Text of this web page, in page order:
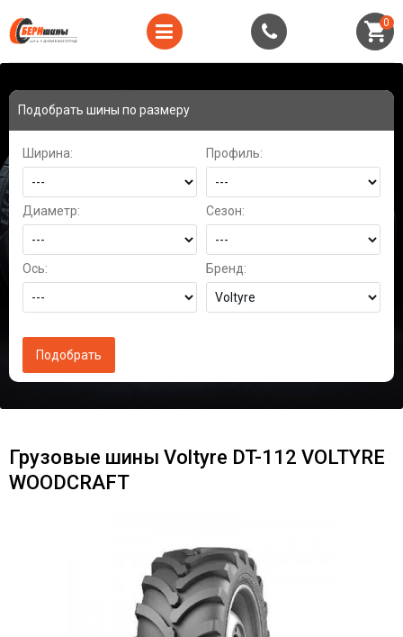
0
Подобрать шины по размеру
Ширина: Профиль:
Диаметр: Сезон:
Ось: Бренд:
Грузовые шины Voltyre DT-112 VOLTYRE
WOODCRAFT